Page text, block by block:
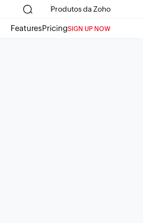
Produtos da Zoho
FeaturesPricingSIGN UP NOW